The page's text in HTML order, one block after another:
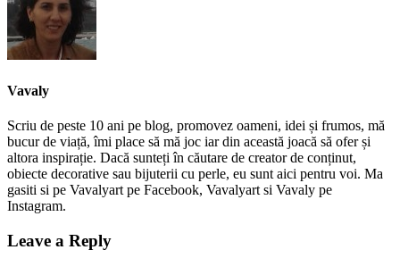
Vavaly
Scriu de peste 10 ani pe blog, promovez oameni, idei și frumos, mă
bucur de viață, îmi place să mă joc iar din această joacă să ofer și
altora inspirație. Dacă sunteți în căutare de creator de conținut,
obiecte decorative sau bijuterii cu perle, eu sunt aici pentru voi. Ma
gasiti si pe Vavalyart pe Facebook, Vavalyart si Vavaly pe
Instagram.
Leave a Reply